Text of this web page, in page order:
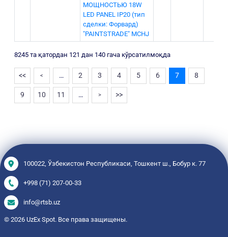
МОЩНОСТЬЮ 18W
LЕD РАNЕL IР20 (тип
сделки: Форвард)
"PAINTSTRADE" MCHJ
8245 та қатордан 121 дан 140 гача кўрсатилмоқда
<< < … 2 3 4 5 6 7 8
9 10 11 … > >>
100022, Ўзбекистон Республикаси, Тошкент ш., Бобур к. 77
+998 (71) 207-00-33
info@rtsb.uz
© 2026 UzEx Spot. Все права защищены.